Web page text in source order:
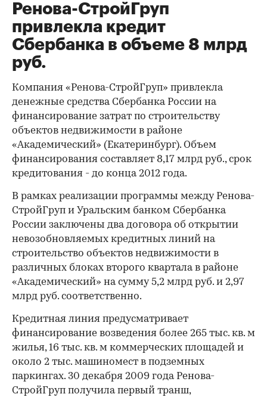
Ренова-СтройГруп
привлекла кредит
Сбербанка в объеме 8 млрд
руб.
Компания «Ренова-СтройГруп» привлекла
денежные средства Сбербанка России на
финансирование затрат по строительству
объектов недвижимости в районе
«Академический» (Екатеринбург). Объем
финансирования составляет 8,17 млрд руб., срок
кредитования - до конца 2012 года.
В рамках реализации программы между Ренова-
СтройГруп и Уральским банком Сбербанка
России заключены два договора об открытии
невозобновляемых кредитных линий на
строительство объектов недвижимости в
различных блоках второго квартала в районе
«Академический» на сумму 5,2 млрд руб. и 2,97
млрд руб. соответственно.
Кредитная линия предусматривает
финансирование возведения более 265 тыс. кв. м
жилья, 16 тыс. кв. м коммерческих площадей и
около 2 тыс. машиномест в подземных
паркингах. 30 декабря 2009 года Ренова-
СтройГруп получила первый транш,